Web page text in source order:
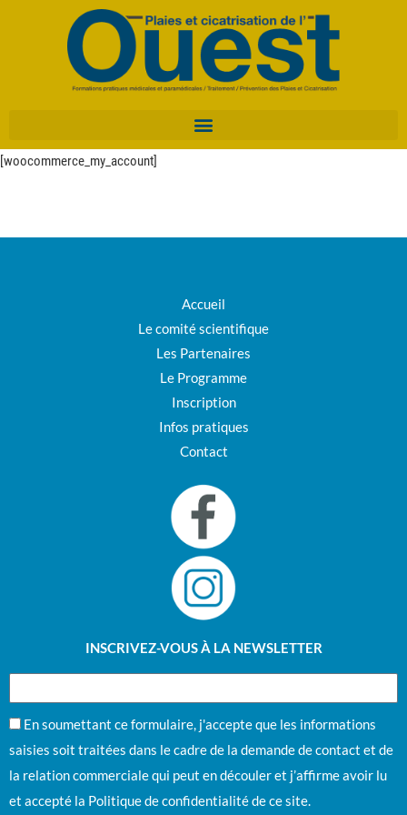
[woocommerce_my_account]
Accueil
Le comité scientifique
Les Partenaires
Le Programme
Inscription
Infos pratiques
Contact
INSCRIVEZ-VOUS À LA NEWSLETTER
En soumettant ce formulaire, j'accepte que les informations
saisies soit traitées dans le cadre de la demande de contact et de
la relation commerciale qui peut en découler et j’affirme avoir lu
et accepté la Politique de confidentialitéde ce site.